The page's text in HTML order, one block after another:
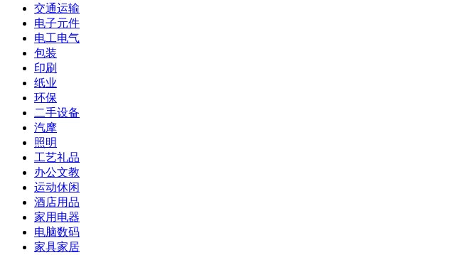
交通运输
电子元件
电工电气
包装
印刷
纸业
环保
二手设备
汽摩
照明
工艺礼品
办公文教
运动休闲
酒店用品
家用电器
电脑数码
家具家居